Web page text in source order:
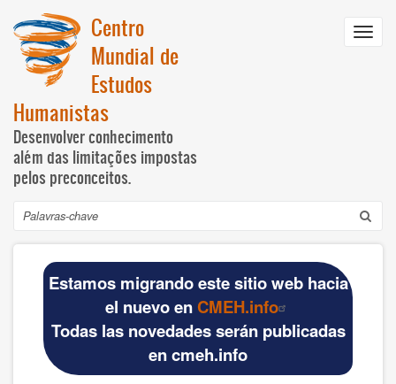
para
conteúdo
principal
Centro
Mundial de
Estudos
Humanistas
Desenvolver conhecimento
além das limitações impostas
pelos preconceitos.
Pesquisar
principal
INICIO
DOCUMENTOS BÁSICOS
Official materials
Estamos migrando este sitio web hacia
el nuevo en CMEH.info
Todas las novedades serán publicadas
en cmeh.info